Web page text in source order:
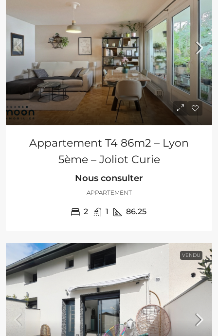
Appartement T4 86m2 – Lyon
5ème – Joliot Curie
Nous consulter
APPARTEMENT
2 1 86.25
VENDU